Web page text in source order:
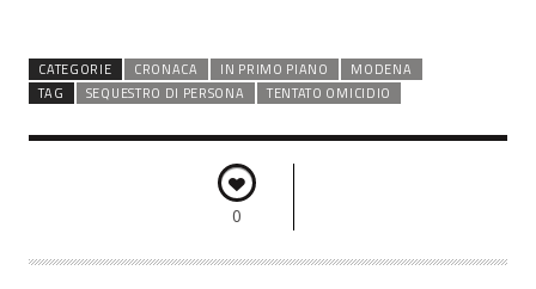
CATEGORIE CRONACA IN PRIMO PIANO
MODENA
TAG
SEQUESTRO DI PERSONA TENTATO OMICIDIO
0